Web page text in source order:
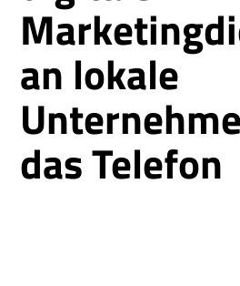
an lokale
das Telefon